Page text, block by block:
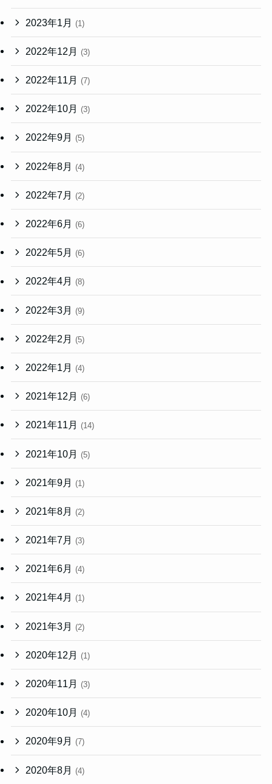
2023年1月 (1)
2022年12月 (3)
2022年11月 (7)
2022年10月 (3)
2022年9月 (5)
2022年8月 (4)
2022年7月 (2)
2022年6月 (6)
2022年5月 (6)
2022年4月 (8)
2022年3月 (9)
2022年2月 (5)
2022年1月 (4)
2021年12月 (6)
2021年11月 (14)
2021年10月 (5)
2021年9月 (1)
2021年8月 (2)
2021年7月 (3)
2021年6月 (4)
2021年4月 (1)
2021年3月 (2)
2020年12月 (1)
2020年11月 (3)
2020年10月 (4)
2020年9月 (7)
2020年8月 (4)